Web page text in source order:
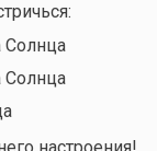
Солнца
Солнца